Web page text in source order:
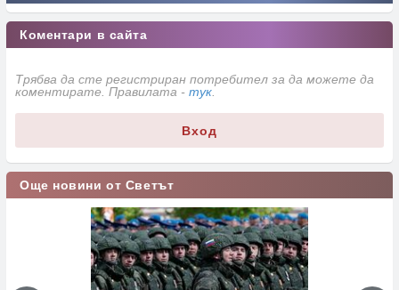
Коментари в сайта
Трябва да сте регистриран потребител за да можете да
коментирате. Правилата - тук
Вход
Още новини от Светът